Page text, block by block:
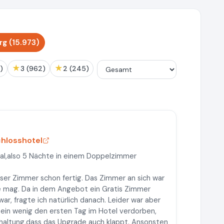
(15.973)
★ 3 (962) ★ 2 (245)
5 Nächte in einem Doppelzimmer
Zimmer schon fertig. Das Zimmer an sich war
Da in dem Angebot ein Gratis Zimmer
fragte ich natürlich danach. Leider war aber
wenig den ersten Tag im Hotel verdorben,
das Upgrade auch klappt. Ansonsten